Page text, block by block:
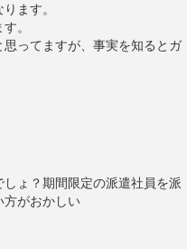
ます。
。
ってますが、事実を知るとガ
ょ？期間限定の派遣社員を派
方がおかしい